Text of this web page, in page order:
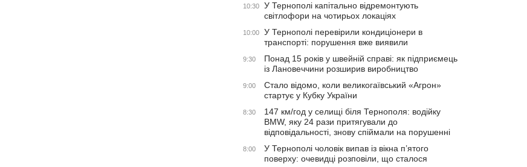
10:30
У Тернополі капітально відремонтують
світлофори на чотирьох локаціях
10:00
У Тернополі перевірили кондиціонери в
транспорті: порушення вже виявили
9:30
Понад 15 років у швейній справі: як підприємець
із Лановеччини розширив виробництво
9:00
Стало відомо, коли великогаївський «Агрон»
стартує у Кубку України
8:30
147 км/год у селищі біля Тернополя: водійку
BMW, яку 24 рази притягували до
відповідальності, знову спіймали на порушенні
8:00
У Тернополі чоловік випав із вікна п’ятого
поверху: очевидці розповіли, що сталося